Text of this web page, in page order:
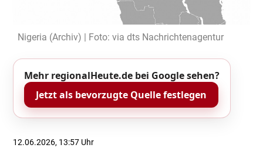
Nigeria (Archiv) | Foto: via dts Nachrichtenagentur
Mehr regionalHeute.de bei Google sehen?
Jetzt als bevorzugte Quelle festlegen
12.06.2026, 13:57 Uhr